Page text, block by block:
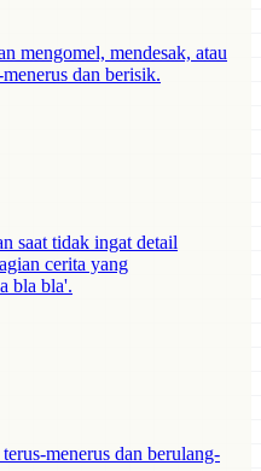
mengomel, mendesak, atau
dan berisik.
saat tidak ingat detail
cerita yang
bla bla'.
menerus dan berulang-